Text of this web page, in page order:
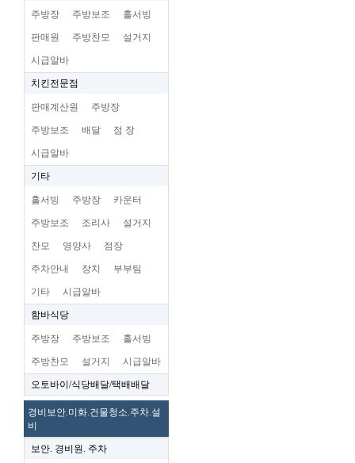
주방장 주방보조 홀서빙
판매원 주방찬모 설거지
시급알바
치킨전문점
판매계산원 주방장
주방보조 배달 점 장
시급알바
기타
홀서빙 주방장 카운터
주방보조 조리사 설거지
찬모 영양사 점장
주차안내 장치 부부팀
기타 시급알바
함바식당
주방장 주방보조 홀서빙
주방찬모 설거지 시급알바
오토바이/식당배달/택배배달
경비보안.미화.건물청소.주차.설
비
보안. 경비원. 주차